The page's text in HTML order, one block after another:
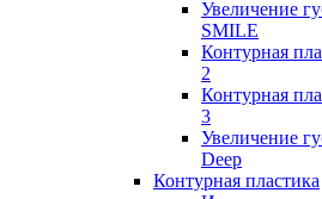
Увеличение
SMILE
Контурная
2
Контурная
3
Увеличение
Deep
Контурная пластика